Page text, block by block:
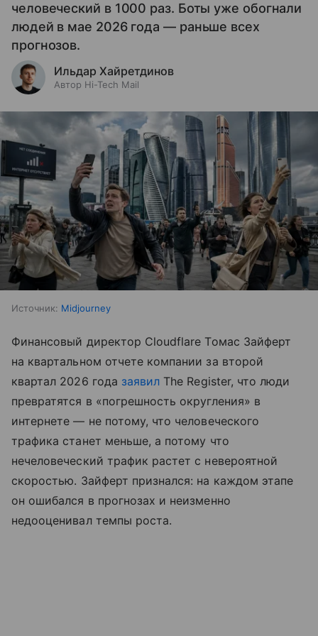
человеческий в 1000 раз. Боты уже обогнали
людей в мае 2026 года — раньше всех
прогнозов.
Ильдар Хайретдинов
Автор Hi-Tech Mail
Источник: Midjourney
Финансовый директор Cloudflare Томас Зайферт
на квартальном отчете компании за второй
квартал 2026 года заявил The Register, что люди
превратятся в «погрешность округления» в
интернете — не потому, что человеческого
трафика станет меньше, а потому что
нечеловеческий трафик растет с невероятной
скоростью. Зайферт признался: на каждом этапе
он ошибался в прогнозах и неизменно
недооценивал темпы роста.